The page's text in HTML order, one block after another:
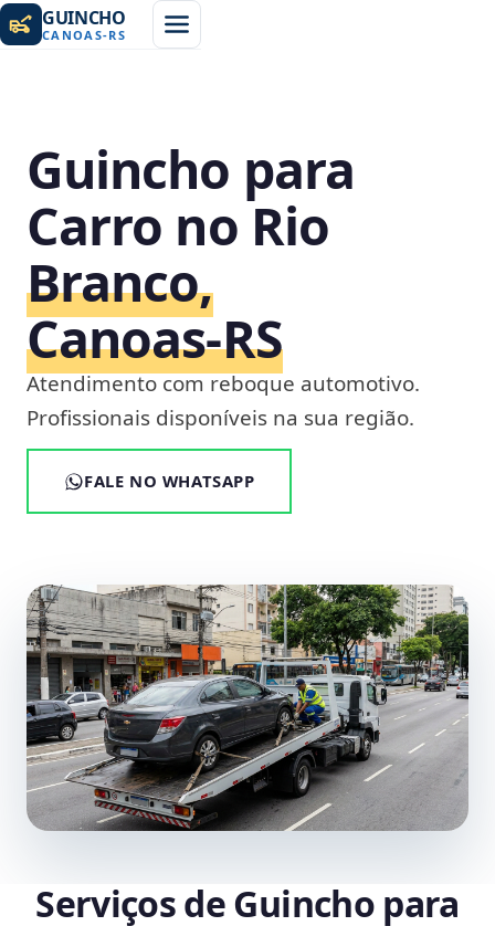
GUINCHO
CANOAS-RS
Guincho para
Carro no Rio
Branco,
Canoas‑RS
Atendimento com reboque automotivo.
Profissionais disponíveis na sua região.
FALE NO WHATSAPP
Serviços de Guincho para